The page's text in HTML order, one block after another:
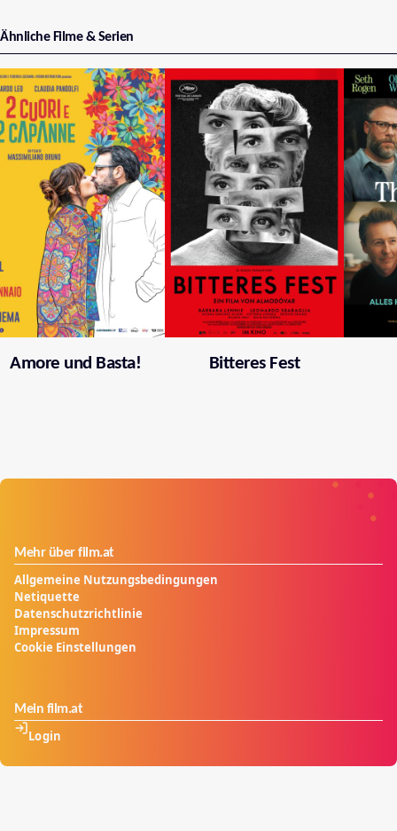
Ähnliche Filme & Serien
Amore und Basta! Bitteres Fest
Mehr über film.at
Allgemeine Nutzungsbedingungen
Netiquette
Datenschutzrichtlinie
Impressum
Cookie Einstellungen
Mein film.at
Login